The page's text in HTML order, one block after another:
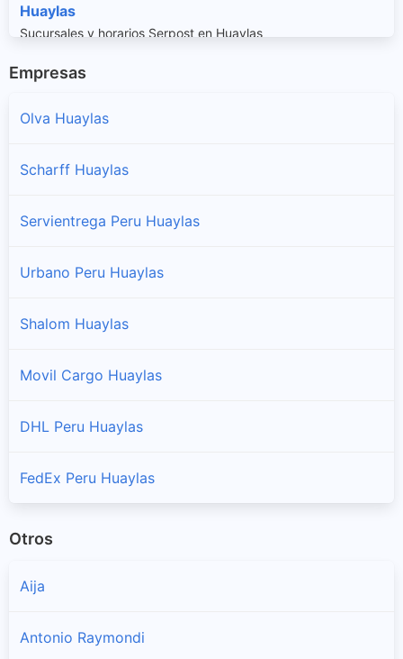
Huaylas
Sucursales y horarios Serpost en Huaylas
Mato
Sucursales y horarios Serpost en Pamparomas
Pueblo Libre
Sucursales y horarios Serpost en Santa Cruz
Santo Toribio
Sucursales y horarios Serpost en Yuracmarca
Empresas
Olva Huaylas
Scharff Huaylas
Servientrega Peru Huaylas
Urbano Peru Huaylas
Shalom Huaylas
Movil Cargo Huaylas
DHL Peru Huaylas
FedEx Peru Huaylas
Otros
Aija
Antonio Raymondi